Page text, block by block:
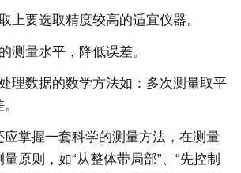
上要选取精度较高的适宜仪器。
测量水平，降低误差。
理数据的数学方法如：多次测量取平
应掌握一套科学的测量方法，在测量
原则，如“从整体带局部”、“先控制